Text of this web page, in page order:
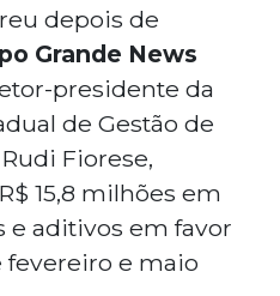
com a Construtora
na Operação
apura fraudes em
em Campo
da Agesul, Rudi
autorizou R$
entre fevereiro e
somam R$
investiga
entre 2018 e
depois de
Grande News
presidente da
de Gestão de
Fiorese,
15,8 milhões em
e aditivos em favor
e maio